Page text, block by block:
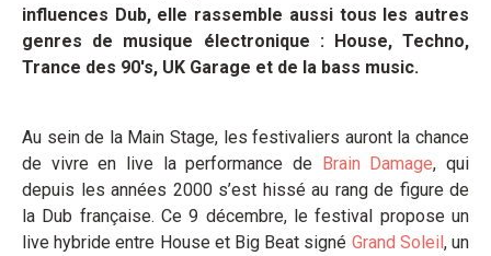
influences Dub, elle rassemble aussi tous les autres
genres de musique électronique : House, Techno,
Trance des 90's, UK Garage et de la bass music.
Au sein de la Main Stage, les festivaliers auront la chance
de vivre en live la performance de Brain Damage, qui
depuis les années 2000 s’est hissé au rang de figure de
la Dub française. Ce 9 décembre, le festival propose un
live hybride entre House et Big Beat signé Grand Soleil, un